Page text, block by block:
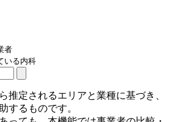
者
いる内科
推定されるエリアと業種に基づき、
するものです。